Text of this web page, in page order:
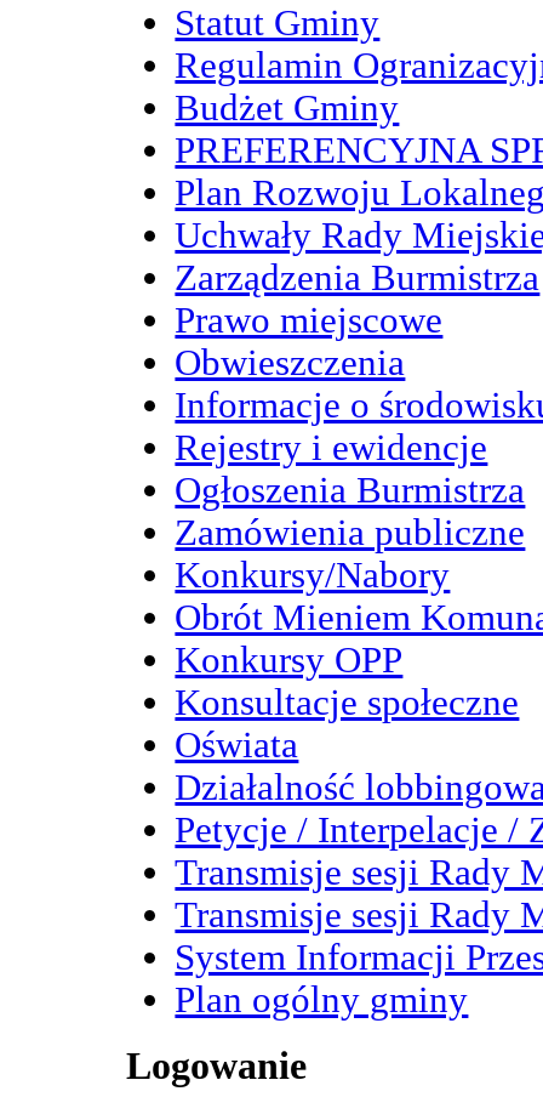
Statut Gminy
Regulamin
Budżet Gminy
PREFERENCYJNA
Plan Rozwoju
Uchwały Rady
Zarządzenia Burmistrza
Prawo miejscowe
Obwieszczenia
Informacje o
Rejestry i ewidencje
Ogłoszenia Burmistrza
Zamówienia publiczne
Konkursy/Nabory
Obrót Mieniem
Konkursy OPP
Konsultacje społeczne
Oświata
Działalność
Petycje / Interpelacje /
Transmisje sesji Rady
Transmisje sesji Rady
System Informacji
Plan ogólny gminy
Logowanie